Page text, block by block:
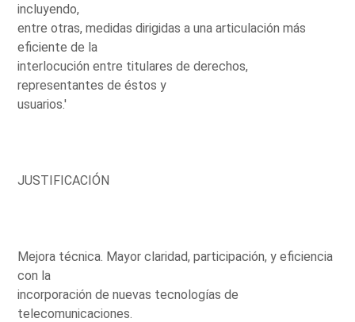
incluyendo,
entre otras, medidas dirigidas a una articulación más
eficiente de la
interlocución entre titulares de derechos,
representantes de éstos y
usuarios.'
JUSTIFICACIÓN
Mejora técnica. Mayor claridad, participación, y eficiencia
con la
incorporación de nuevas tecnologías de
telecomunicaciones.